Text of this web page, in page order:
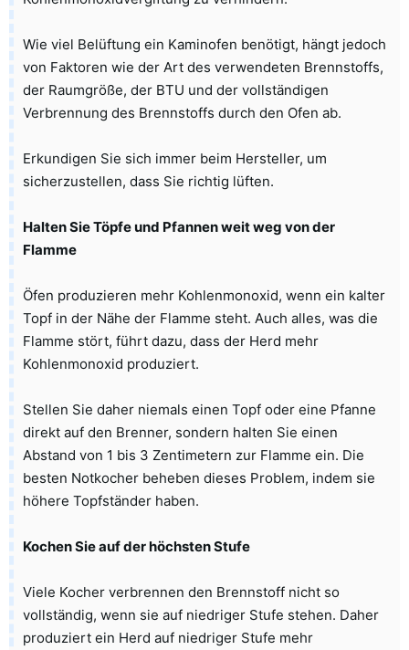
Wie viel Belüftung ein Kaminofen benötigt, hängt jedoch
von Faktoren wie der Art des verwendeten Brennstoffs,
der Raumgröße, der BTU und der vollständigen
Verbrennung des Brennstoffs durch den Ofen ab.
Erkundigen Sie sich immer beim Hersteller, um
sicherzustellen, dass Sie richtig lüften.
Halten Sie Töpfe und Pfannen weit weg von der
Flamme
Öfen produzieren mehr Kohlenmonoxid, wenn ein kalter
Topf in der Nähe der Flamme steht. Auch alles, was die
Flamme stört, führt dazu, dass der Herd mehr
Kohlenmonoxid produziert.
Stellen Sie daher niemals einen Topf oder eine Pfanne
direkt auf den Brenner, sondern halten Sie einen
Abstand von 1 bis 3 Zentimetern zur Flamme ein. Die
besten Notkocher beheben dieses Problem, indem sie
höhere Topfständer haben.
Kochen Sie auf der höchsten Stufe
Viele Kocher verbrennen den Brennstoff nicht so
vollständig, wenn sie auf niedriger Stufe stehen. Daher
produziert ein Herd auf niedriger Stufe mehr